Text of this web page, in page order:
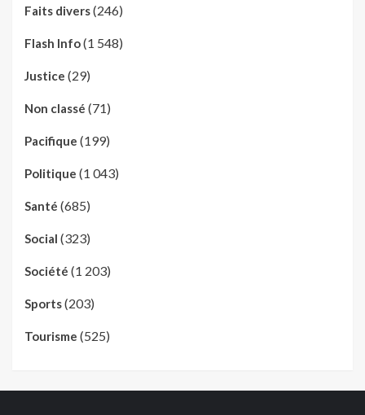
Faits divers(246)
Flash Info(1 548)
Justice (29)
Non classé (71)
Pacifique (199)
Politique (1 043)
Santé (685)
Social (323)
Société (1 203)
Sports(203)
Tourisme (525)